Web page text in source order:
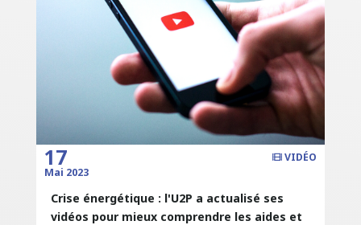
VIDÉO
17
Mai 2023
Crise énergétique : l'U2P a actualisé ses
vidéos pour mieux comprendre les aides et